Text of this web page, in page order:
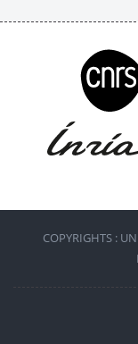
COPYRIGHTS :